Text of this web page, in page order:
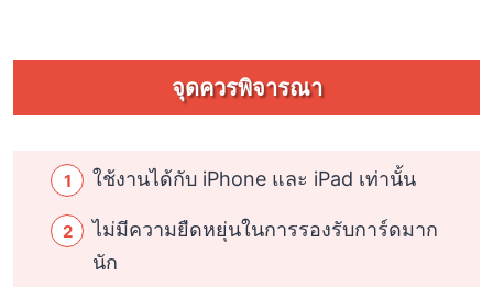
จุดควรพิจารณา
ใช้งานได้กับ iPhone และ iPad เท่านั้น
ไม่มีความยืดหยุ่นในการรองรับการ์ดมาก
นัก